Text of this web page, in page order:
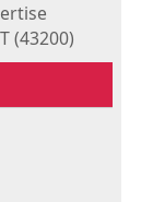
(43200)